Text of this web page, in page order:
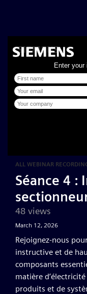
ALL WEBINAR
Séance 4 :
48 views
March 12, 2026
Rejoignez-nous
instructive et de
composants
matière
produits et de